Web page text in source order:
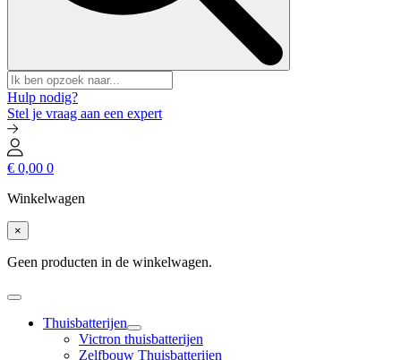
Hulp nodig?
Stel je vraag aan een expert
€ 0,00 0
Winkelwagen
×
Geen producten in de winkelwagen.
Thuisbatterijen
Victron thuisbatterijen
Zelfbouw Thuisbatterijen